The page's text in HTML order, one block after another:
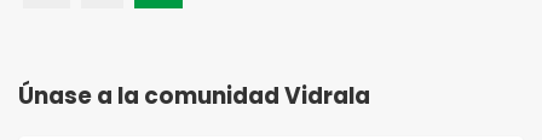
Únase a la comunidadVidrala